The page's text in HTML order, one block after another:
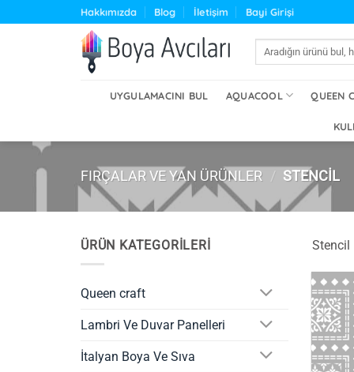
atla
Hakkımızda Blog İletişim Bayi Girişi
UYGULAMACINI BUL AQUACOOL QUEEN
FIRÇALAR VE YAN ÜRÜNLER / STENCIL
ÜRÜN KATEGORILERI
Queen craft
Lambri Ve Duvar Panelleri
İtalyan Boya Ve Sıva
Stencil